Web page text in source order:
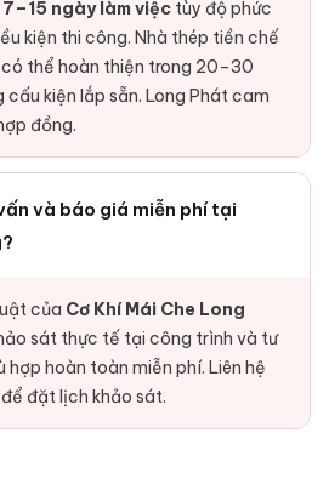
7–15 ngày làm việc tùy độ phức
kiện thi công. Nhà thép tiền chế
thể hoàn thiện trong 20–30
cấu kiện lắp sẵn. Long Phát cam
đồng.
và báo giá miễn phí tại
của Cơ Khí Mái Che Long
sát thực tế tại công trình và tư
hợp hoàn toàn miễn phí. Liên hệ
để đặt lịch khảo sát.